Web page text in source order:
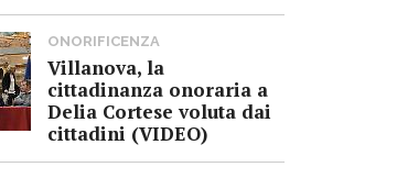
ONORIFICENZA
Villanova, la
cittadinanza onoraria a
Delia Cortese voluta dai
cittadini (VIDEO)